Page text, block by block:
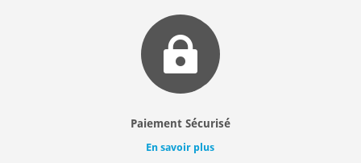

Paiement Sécurisé
En savoir plus